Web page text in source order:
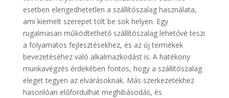
esetben elengedhetetlen a szállítószalag használata,
ami kiemelt szerepet tölt be sok helyen. Egy
rugalmasan működtethető szállítószalag lehetővé teszi
a folyamatos fejlesztésekhez, és az új termékek
bevezetéséhez való alkalmazkodást is. A hatékony
munkavégzés érdekében fontos, hogy a szállítószalag
eleget tegyen az elvárásoknak. Más szerkezetekhez
hasonlóan előfordulhat meghibásodás, és